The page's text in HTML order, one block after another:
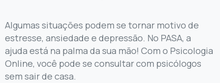
Algumas situações podem se tornar motivo de
estresse, ansiedade e depressão. No PASA, a
ajuda está na palma da sua mão! Com o Psicologia
Online, você pode se consultar com psicólogos
sem sair de casa.